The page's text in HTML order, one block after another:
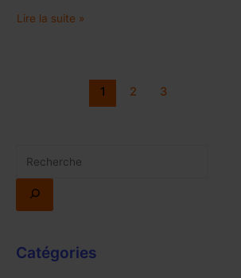
Lire la suite »
1 2 3
Catégories